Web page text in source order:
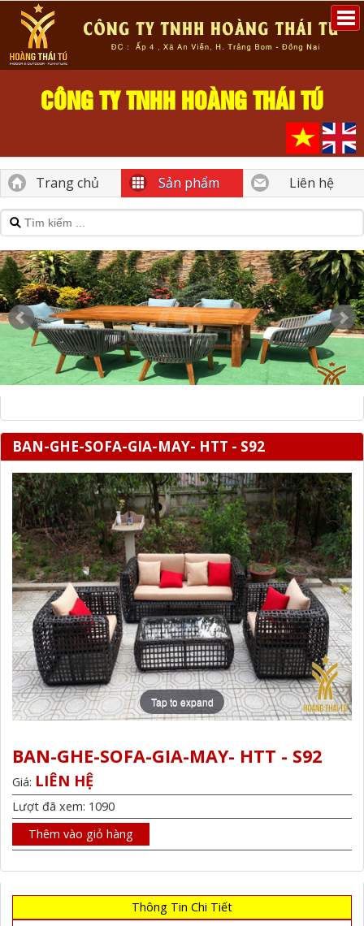
CÔNG TY TNHH HOÀNG THÁI TÚ
Trang chủ Sản phẩm Liên hệ
BAN-GHE-SOFA-GIA-MAY- HTT - S92
Tap to expand
BAN-GHE-SOFA-GIA-MAY- HTT - S92
Giá: LIÊN HỆ
Lượt đã xem: 1090
Thêm vào giỏ hàng
Thông Tin Chi Tiết